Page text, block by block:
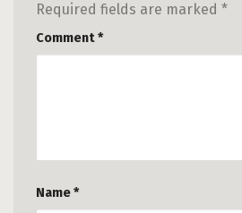
Required fields are marked *
Comment*
Name*